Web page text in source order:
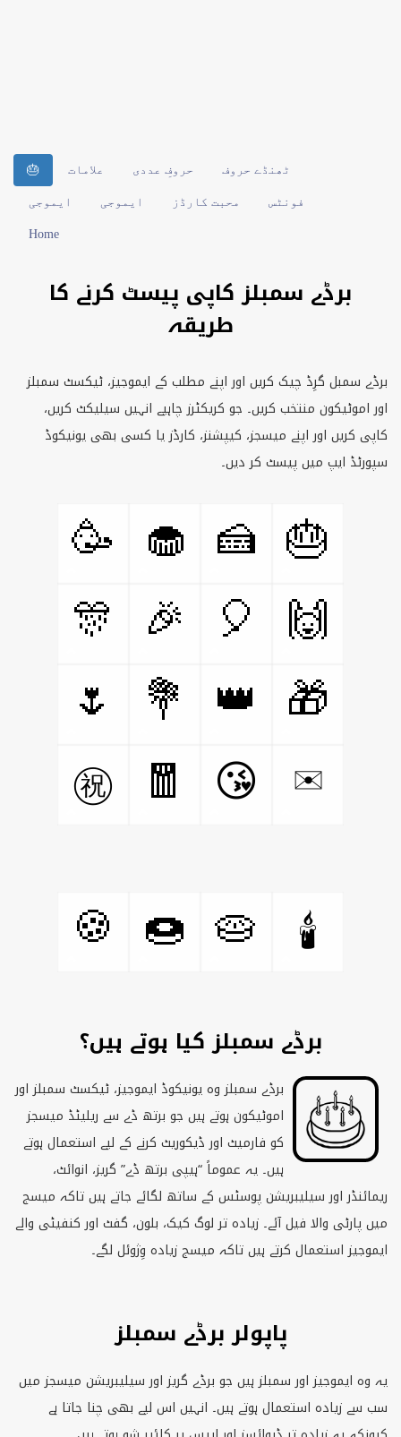
🎂 علامات حروفِ عددی ٹھنڈے حروف
ایموجی ایموجی محبت کارڈز فونٹس
Home
برڈے سمبلز کاپی پیسٹ کرنے کا
طریقہ
برڈے سمبل گرِڈ چیک کریں اور اپنے مطلب کے ایموجیز، ٹیکسٹ سمبلز
اور اموٹیکون منتخب کریں۔ جو کریکٹرز چاہیے انہیں سیلیکٹ کریں،
کاپی کریں اور اپنے میسجز، کیپشنز، کارڈز یا کسی بھی یونیکوڈ
سپورٹڈ ایپ میں پیسٹ کر دیں۔
🎂
🍰
🧁
🥳
🙌
🎈
🎉
🎊
🎁
👑
💐
🌷
✉
😘
🧧
㊗
🕯
🥧
🍩
🍪
برڈے سمبلز کیا ہوتے ہیں؟
برڈے سمبلز وہ یونیکوڈ ایموجیز، ٹیکسٹ سمبلز اور
اموٹیکون ہوتے ہیں جو برتھ ڈے سے ریلیٹڈ میسجز
کو فارمیٹ اور ڈیکوریٹ کرنے کے لیے استعمال ہوتے
ہیں۔ یہ عموماً “ہیپی برتھ ڈے” گریز، انوائٹ،
ریمائنڈر اور سیلیبریشن پوسٹس کے ساتھ لگائے جاتے ہیں تاکہ میسج
میں پارٹی والا فیل آئے۔ زیادہ تر لوگ کیک، بلون، گفٹ اور کنفیٹی والے
ایموجیز استعمال کرتے ہیں تاکہ میسج زیادہ وِژوئل لگے۔
پاپولر برڈے سمبلز
یہ وہ ایموجیز اور سمبلز ہیں جو برڈے گریز اور سیلیبریشن میسجز میں
سب سے زیادہ استعمال ہوتے ہیں۔ انہیں اس لیے بھی چنا جاتا ہے